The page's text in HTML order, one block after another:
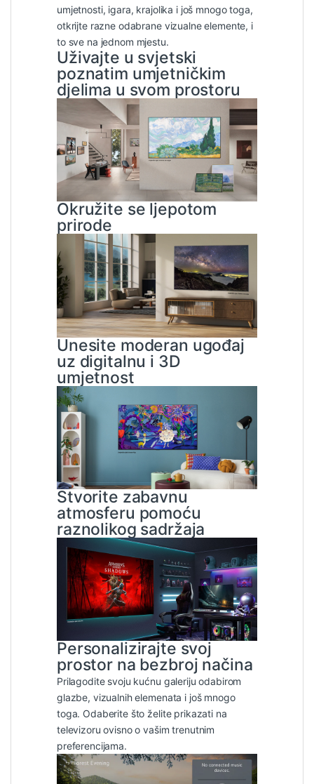
umjetnosti, igara, krajolika i još mnogo toga,
otkrijte razne odabrane vizualne elemente, i
to sve na jednom mjestu.
Uživajte u svjetski
poznatim umjetničkim
djelima u svom prostoru
Okružite se ljepotom
prirode
Unesite moderan ugođaj
uz digitalnu i 3D
umjetnost
Stvorite zabavnu
atmosferu pomoću
raznolikog sadržaja
Personalizirajte svoj
prostor na bezbroj načina
Prilagodite svoju kućnu galeriju odabirom
glazbe, vizualnih elemenata i još mnogo
toga. Odaberite što želite prikazati na
televizoru ovisno o vašim trenutnim
preferencijama.